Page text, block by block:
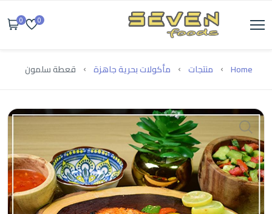
0
0
Home منتجات مأكولات بحرية جاهزة قعطة سلمون